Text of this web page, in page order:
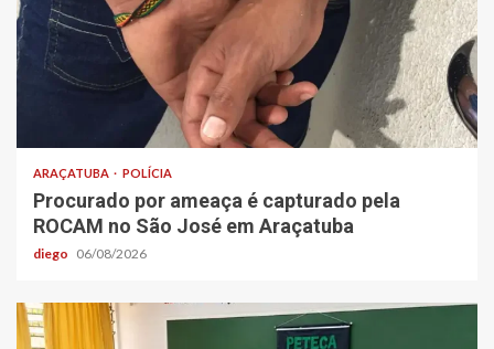
ARAÇATUBA POLÍCIA
Procurado por ameaça é capturado pela
ROCAM no São José em Araçatuba
diego 06/08/2026